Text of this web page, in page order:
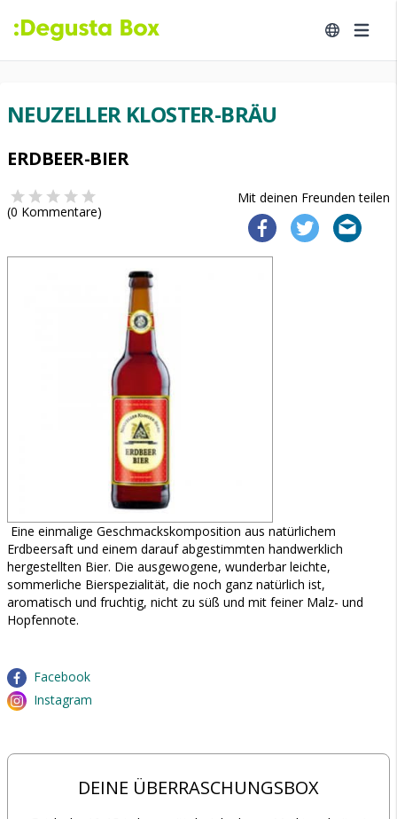
NEUZELLER KLOSTER-BRÄU
ERDBEER-BIER
Mit deinen Freunden teilen
(0 Kommentare)
Eine einmalige Geschmackskomposition aus natürlichem
Erdbeersaft und einem darauf abgestimmten handwerklich
hergestellten Bier. Die ausgewogene, wunderbar leichte,
sommerliche Bierspezialität, die noch ganz natürlich ist,
aromatisch und fruchtig, nicht zu süß und mit feiner Malz- und
Hopfennote.
Facebook
Instagram
DEINE ÜBERRASCHUNGSBOX